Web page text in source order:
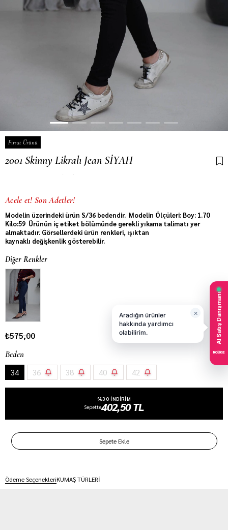
Fırsat Ürünü
2001 Skinny Likralı Jean SİYAH
Acele et! Son Adetler!
Modelin üzerindeki ürün S/36 bedendir. Modelin Ölçüleri: Boy: 1.70
Kilo:59 Ürünün iç etiket bölümünde gerekli yıkama talimatı yer
almaktadır. Görsellerdeki ürün renkleri, ışıktan
kaynaklı değişkenlik gösterebilir.
Diğer Renkler
₺575,00
Beden
34 36 38 40 42
%30 INDIRIM
Sepette402,50 TL
Ödeme SeçenekleriKUMAŞ TÜRLERİ